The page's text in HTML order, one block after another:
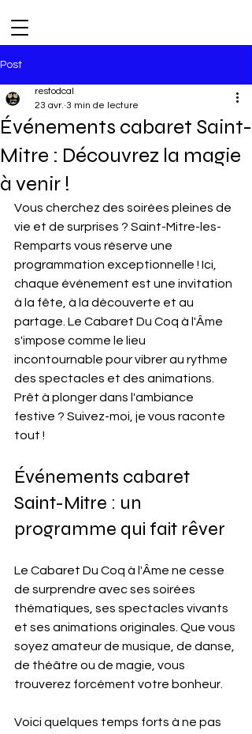
Post
Événements cabaret Saint-
Mitre : Découvrez la magie
à venir !
restodcal
23 avr. 3 min de lecture
Vous cherchez des soirées pleines de
vie et de surprises ? Saint-Mitre-les-
Remparts vous réserve une
programmation exceptionnelle ! Ici,
chaque événement est une invitation
à la fête, à la découverte et au
partage. Le Cabaret Du Coq à l'Âme
s'impose comme le lieu
incontournable pour vibrer au rythme
des spectacles et des animations.
Prêt à plonger dans l'ambiance
festive ? Suivez-moi, je vous raconte
tout !
Événements cabaret
Saint-Mitre : un
programme qui fait rêver
Le Cabaret Du Coq à l'Âme ne cesse
de surprendre avec ses soirées
thématiques, ses spectacles vivants
et ses animations originales. Que vous
soyez amateur de musique, de danse,
de théâtre ou de magie, vous
trouverez forcément votre bonheur.
Voici quelques temps forts à ne pas